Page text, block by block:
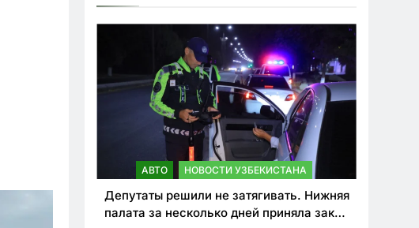
АВТО НОВОСТИ УЗБЕКИСТАНА
Депутаты решили не затягивать. Нижняя
палата за несколько дней приняла закон